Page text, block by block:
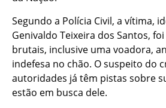
Segundo a Polícia Civil, a vítima,
Genivaldo Teixeira dos Santos,
brutais, inclusive uma voadora,
indefesa no chão. O suspeito do
autoridades já têm pistas sobre
estão em busca dele.